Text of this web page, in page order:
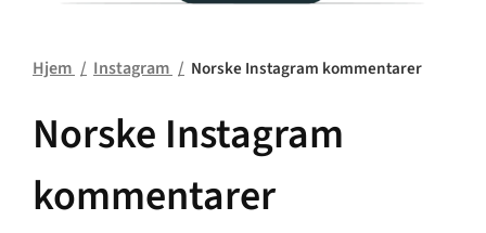
Hjem Instagram Norske Instagram kommentarer
Norske Instagram
kommentarer